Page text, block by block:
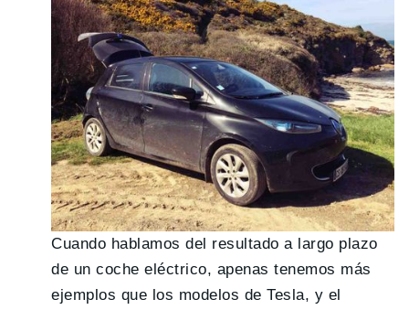
Cuando hablamos del resultado a largo plazo
de un coche eléctrico, apenas tenemos más
ejemplos que los modelos de Tesla, y el